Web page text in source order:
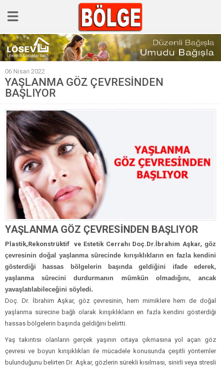
GÜNCEL
POLİTİKA
Polis & Adliye
SPOR
EKONOMİ
YAZARLAR
Sağlık & Yaşam
Kültür & Sanat
EĞİTİM
Müzik & Magazin
06 Nisan 2022
YAŞLANMA GÖZ ÇEVRESİNDEN
BAŞLIYOR
YAŞLANMA GÖZ ÇEVRESİNDEN BAŞLIYOR
Plastik,Rekonstrüktif ve Estetik Cerrahı Doç.Dr.İbrahim Aşkar, göz
çevresinin doğal yaşlanma sürecinde kırışıklıkların en fazla kendini
gösterdiği hassas bölgelerin başında geldiğini ifade ederek,
yaşlanma sürecini durdurmanın mümkün olmadığını, ancak
yavaşlatılabileceğini söyledi.
Doç. Dr. İbrahim Aşkar, göz çevresinin, hem mimiklere hem de doğal
yaşlanma sürecine bağlı olarak kırışıklıkların en fazla kendini gösterdiği
hassas bölgelerin başında geldiğini belirtti.
Yaş takıntısı olanların gerçek yaşının ortaya çıkmasına yol açan göz
çevresi ve boyun kırışıklıkları ile mücadele konusunda çeşitli yöntemler
bulunduğunu belirten Dr. Aşkar, gözlerin sürekli kısılması, sinirli veya stresli